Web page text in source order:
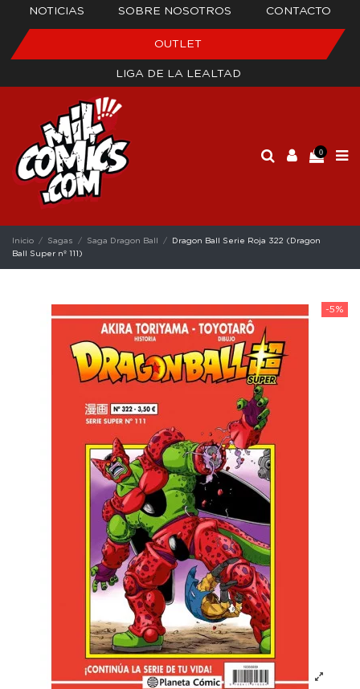
NOTICIAS SOBRE NOSOTROS CONTACTO
OUTLET
LIGA DE LA LEALTAD
0
Inicio Sagas Saga Dragon Ball
Dragon Ball Serie Roja 322 (Dragon
Ball Super nº 111)
-5%